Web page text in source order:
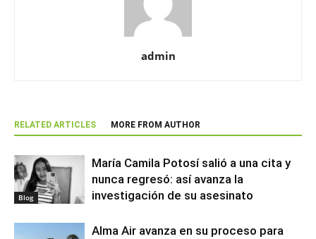
admin
RELATED ARTICLES MORE FROM AUTHOR
Blog
María Camila Potosí salió a una cita y
nunca regresó: así avanza la
investigación de su asesinato
Alma Air avanza en su proceso para